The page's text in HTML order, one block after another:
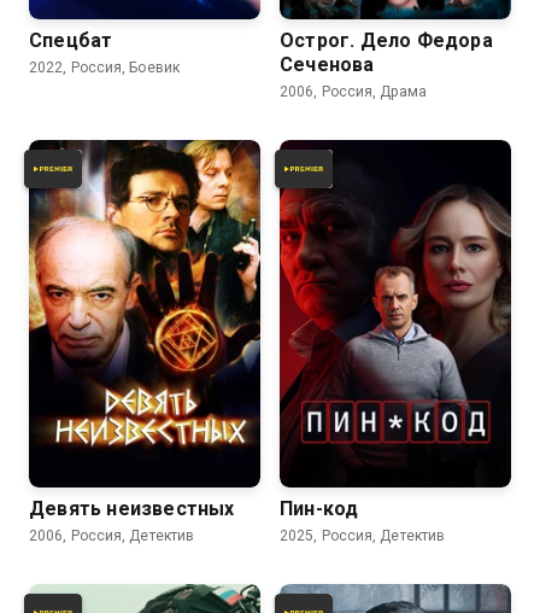
Спецбат
2022, Россия, Боевик
Острог. Дело Федора
Сеченова
2006, Россия, Драма
Девять неизвестных
2006, Россия, Детектив
Пин-код
2025, Россия, Детектив